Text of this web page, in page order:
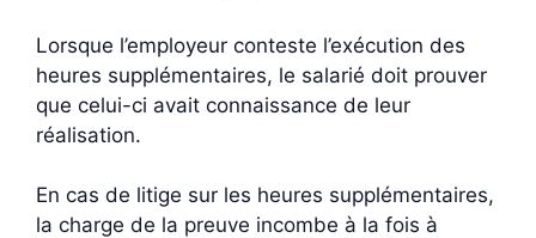
Lorsque l’employeur conteste l’exécution des
heures supplémentaires, le salarié doit prouver
que celui-ci avait connaissance de leur
réalisation.
En cas de litige sur les heures supplémentaires,
la charge de la preuve incombe à la fois à